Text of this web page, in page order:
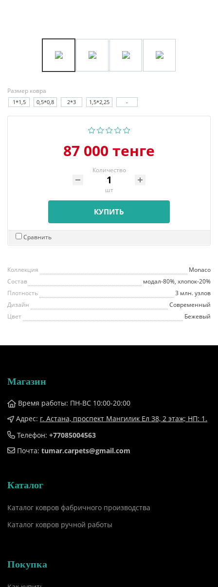
Размер ковра
1*1,5 0,5*0,8 2*3 1,5*2,25 -
87 000 тенге
Количество
шт
КУПИТЬ
Сравнить
Коллекция
Monaco
Состав
модал-80%, хлопок-20%
Плотность
3 млн. узлов
Дизайн
Современный
Цвет
Бежевый
Магазин
Время работы: ПН-ВС 10:00-20:00
Адрес: г. Астана, проспект Мангилик Ел 38, ​2 этаж; НП: 1.
Телефон: +77085004563
Почта: tumar.carpets@gmail.com
Каталог
Каталог ковров фабричного производства
Каталог ковров ручной работы
Покупка